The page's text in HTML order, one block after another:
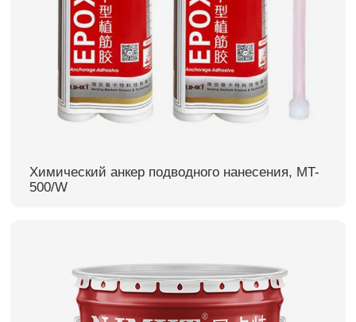
Химический анкер подводного нанесения, MT-
500/W